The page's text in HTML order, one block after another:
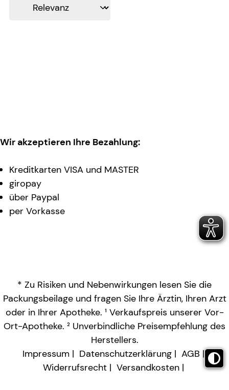
Wir akzeptieren Ihre Bezahlung:
Kreditkarten VISA und MASTER
giropay
über Paypal
per Vorkasse
* Zu Risiken und Nebenwirkungen lesen Sie die
Packungsbeilage und fragen Sie Ihre Ärztin, Ihren Arzt
oder in Ihrer Apotheke. ¹ Verkaufspreis unserer Vor-
Ort-Apotheke. ² Unverbindliche Preisempfehlung des
Herstellers.
Impressum
Datenschutzerklärung
AGB
Widerrufsrecht
Versandkosten